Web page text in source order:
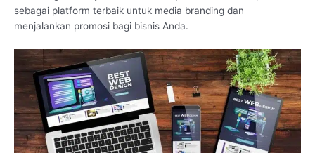
sebagai platform terbaik untuk media branding dan
menjalankan promosi bagi bisnis Anda.